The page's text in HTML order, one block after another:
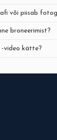
või piisab
broneerimist?
-video kätte?